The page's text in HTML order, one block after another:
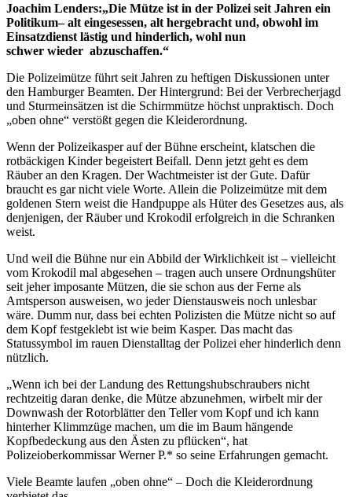
Joachim Lenders:„Die Mütze ist in der Polizei seit Jahren ein
Politikum– alt eingesessen, alt hergebracht und, obwohl im
Einsatzdienst lästig und hinderlich, wohl nun
schwer wieder
Die Polizeimütze führt seit Jahren zu heftigen Diskussionen unter
den Hamburger Beamten. Der Hintergrund: Bei der Verbrecherjagd
und Sturmeinsätzen ist die Schirmmütze höchst unpraktisch. Doch
„oben ohne“ verstößt gegen die Kleiderordnung.
Wenn der Polizeikasper auf der Bühne erscheint, klatschen die
rotbäckigen Kinder begeistert Beifall. Denn jetzt geht es dem
Räuber an den Kragen. Der Wachtmeister ist der Gute. Dafür
braucht es gar nicht viele Worte. Allein die Polizeimütze mit dem
goldenen Stern weist die Handpuppe als Hüter des Gesetzes aus, als
denjenigen, der Räuber und Krokodil erfolgreich in die Schranken
weist.
Und weil die Bühne nur ein Abbild der Wirklichkeit ist – vielleicht
vom Krokodil mal abgesehen – tragen auch unsere Ordnungshüter
seit jeher imposante Mützen, die sie schon aus der Ferne als
Amtsperson ausweisen, wo jeder Dienstausweis noch unlesbar
wäre. Dumm nur, dass bei echten Polizisten die Mütze nicht so auf
dem Kopf festgeklebt ist wie beim Kasper. Das macht das
Statussymbol im rauen Dienstalltag der Polizei eher hinderlich denn
nützlich.
„Wenn ich bei der Landung des Rettungshubschraubers nicht
rechtzeitig daran denke, die Mütze abzunehmen, wirbelt mir der
Downwash der Rotorblätter den Teller vom Kopf und ich kann
hinterher Klimmzüge machen, um die im Baum hängende
Kopfbedeckung aus den Ästen zu pflücken“, hat
Polizeioberkommissar Werner P.* so seine Erfahrungen gemacht.
Viele Beamte laufen „oben ohne“ – Doch die Kleiderordnung